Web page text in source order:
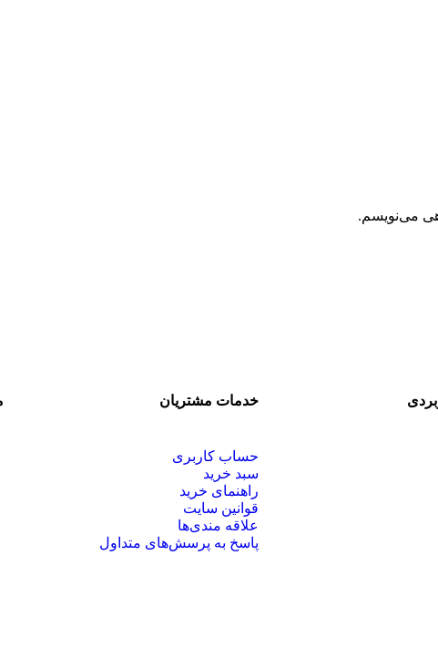
می‌نویسم.
خدمات مشتریان
حساب کاربری
سبد خرید
راهنمای خرید
قوانین سایت
علاقه مندی‌ها
پاسخ به پرسش‌های متداول